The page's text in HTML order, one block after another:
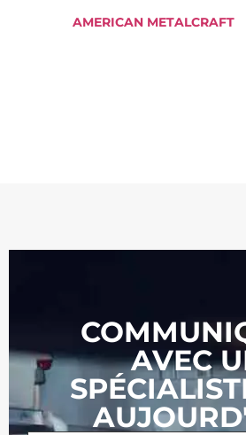
AMERICAN METALCRAFT
AVEC